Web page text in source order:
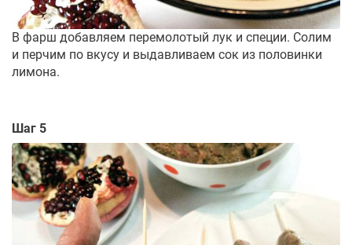
В фарш добавляем перемолотый лук и специи. Солим
и перчим по вкусу и выдавливаем сок из половинки
лимона.
Шаг 5